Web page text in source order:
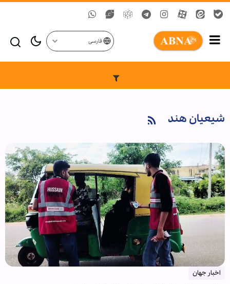
فارسی
شیعیان هند
اخبار جهان